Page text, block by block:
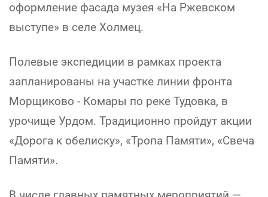
оформление фасада музея «На Ржевском
выступе» в селе Холмец.
Полевые экспедиции в рамках проекта
запланированы на участке линии фронта
Морщиково - Комары по реке Тудовка, в
урочище Урдом. Традиционно пройдут акции
«Дорога к обелиску», «Тропа Памяти», «Свеча
Памяти».